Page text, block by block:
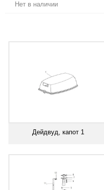
Нет в наличии
Дейдвуд, капот 1